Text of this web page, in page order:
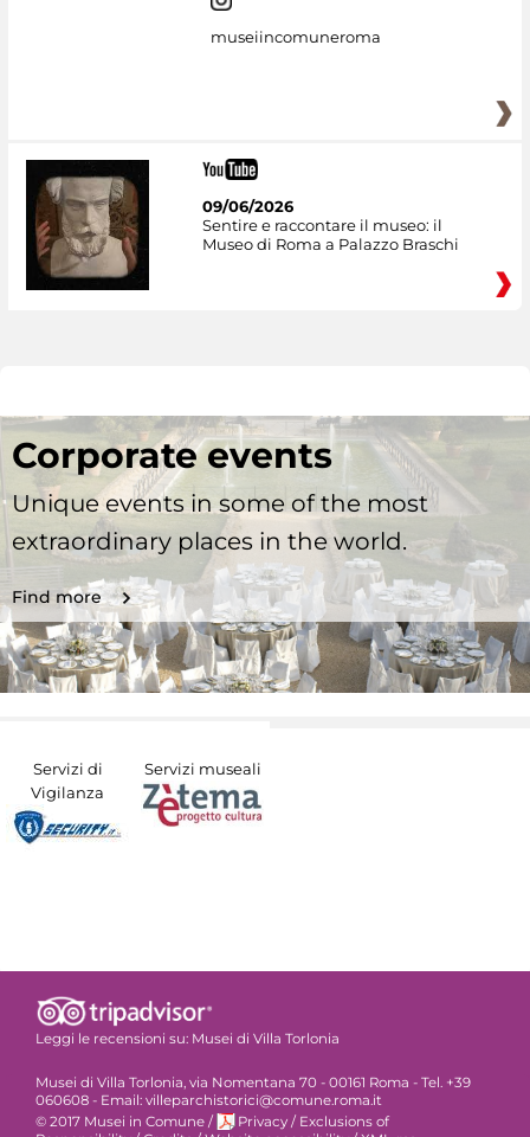
museiincomuneroma
09/06/2026
Sentire e raccontare il museo: il
Museo di Roma a Palazzo Braschi
Corporate events
Unique events in some of the most
extraordinary places in the world.
Find more
Servizi di
Vigilanza
Servizi museali
Leggi le recensioni su: Musei di Villa Torlonia
Musei di Villa Torlonia, via Nomentana 70 - 00161 Roma - Tel. +39
060608 - Email: villeparchistorici@comune.roma.it
© 2017 Musei in Comune / Privacy / Exclusions of